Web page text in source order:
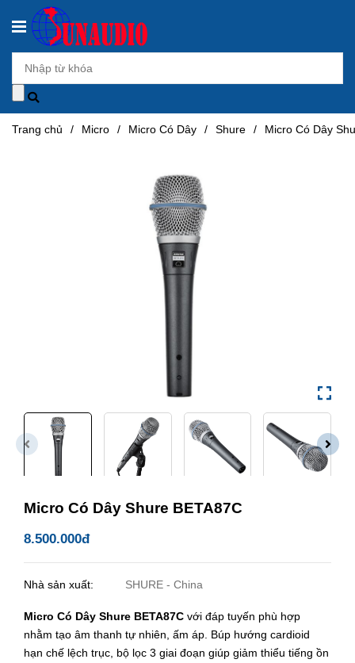
Trang chủ / Micro / Micro Có Dây / Shure / Micro Có Dây
Micro Có Dây Shure BETA87C
8.500.000đ
Nhà sản xuất: SHURE - China
Micro Có Dây Shure BETA87C với đáp tuyến phù hợp
nhằm tạo âm thanh tự nhiên, ấm áp. Búp hướng cardioid
hạn chế lệch trục, bộ lọc 3 giai đoạn giúp giảm thiểu tiếng ồn